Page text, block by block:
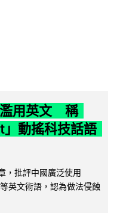
濫用英文 稱
」動搖科技話語
，批評中國廣泛使用
英文術語，認為做法侵蝕